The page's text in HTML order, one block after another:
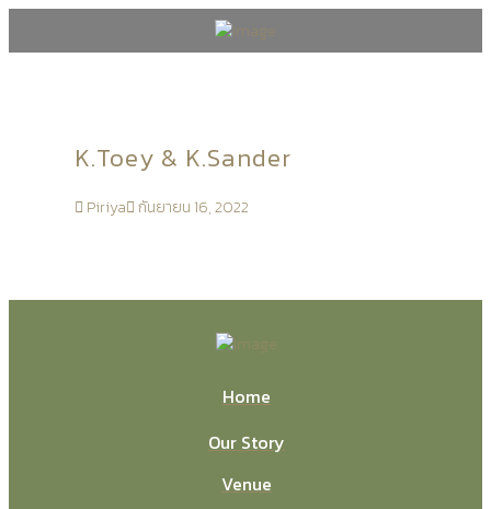
K.Toey & K.Sander
Piriya กันยายน 16, 2022
Home
Our Story
Venue